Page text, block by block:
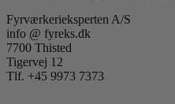
Fyrværkerieksperten A/S
info @ fyreks.dk
7700 Thisted
Tigervej 12
Tlf. +45 9973 7373